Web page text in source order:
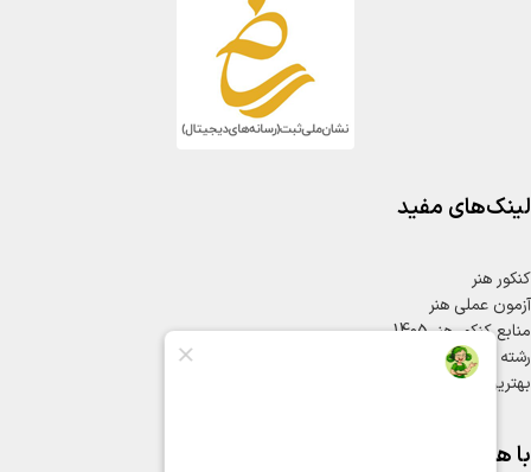
لینک‌های مفید
کنکور هنر
آزمون عملی هنر
منابع کنکور هنر 1405
رشته های کنکور هنر
بهترین کلاس کنکور هنر
با هنریون